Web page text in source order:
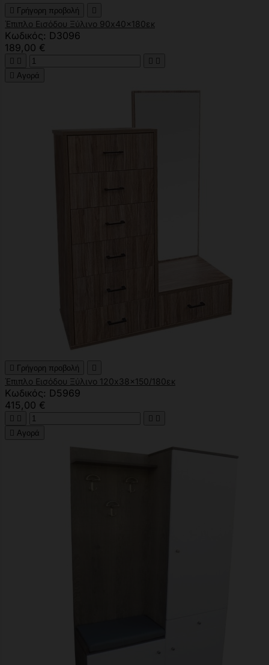
 Γρήγορη προβολή 
Έπιπλο Εισόδου Ξύλινο 90x40x180εκ
Κωδικός: D3096
189,00 €
   
 Αγορά
 Γρήγορη προβολή 
Έπιπλο Εισόδου Ξύλινο 120x38x150/180εκ
Κωδικός: D5969
415,00 €
   
 Αγορά